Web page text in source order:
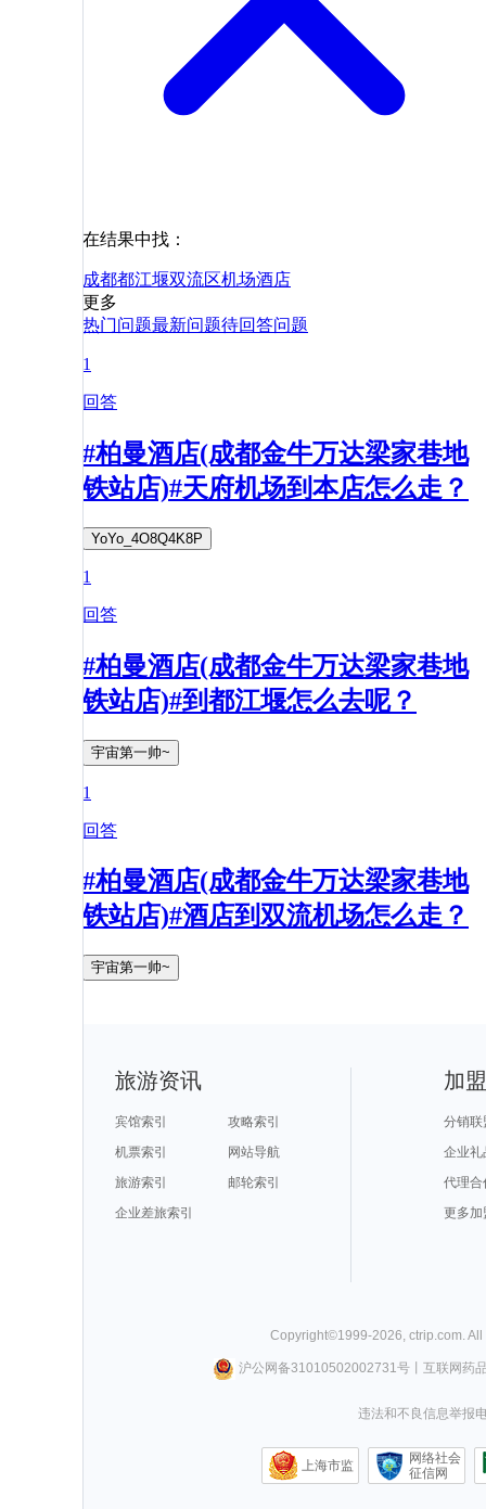
在结果中找：
成都都江堰双流区机场酒店
更多
热门问题最新问题待回答问题
1
回答
#柏曼酒店(成都金牛万达梁家巷地
铁站店)#天府机场到本店怎么走？
YoYo_4O8Q4K8P
1
回答
#柏曼酒店(成都金牛万达梁家巷地
铁站店)#到都江堰怎么去呢？
宇宙第一帅~
1
回答
#柏曼酒店(成都金牛万达梁家巷地
铁站店)#酒店到双流机场怎么走？
宇宙第一帅~
旅游资讯
宾馆索引
攻略索引
机票索引
网站导航
旅游索引
邮轮索引
企业差旅索引
加
分销联
企业礼
代理合
更多加
Copyright©1999-2026, ctrip.com.
沪公网备31010502002731号丨 互联网药
违法和不良信息举报
上海市监
网络社会
征信网